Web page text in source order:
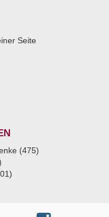
Seite
(475)